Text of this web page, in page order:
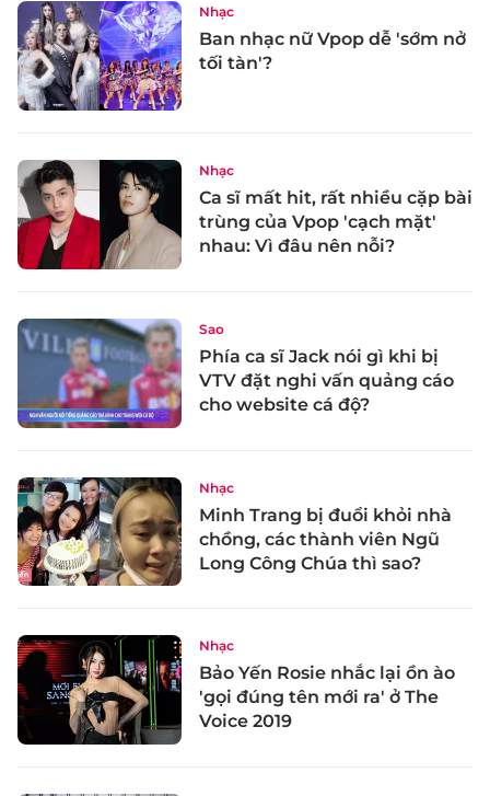
Nhạc
Ban nhạc nữ Vpop dễ 'sớm nở
tối tàn'?
Nhạc
Ca sĩ mất hit, rất nhiều cặp bài
trùng của Vpop 'cạch mặt'
nhau: Vì đâu nên nỗi?
Sao
Phía ca sĩ Jack nói gì khi bị
VTV đặt nghi vấn quảng cáo
cho website cá độ?
Nhạc
Minh Trang bị đuổi khỏi nhà
chồng, các thành viên Ngũ
Long Công Chúa thì sao?
Nhạc
Bảo Yến Rosie nhắc lại ồn ào
'gọi đúng tên mới ra' ở The
Voice 2019